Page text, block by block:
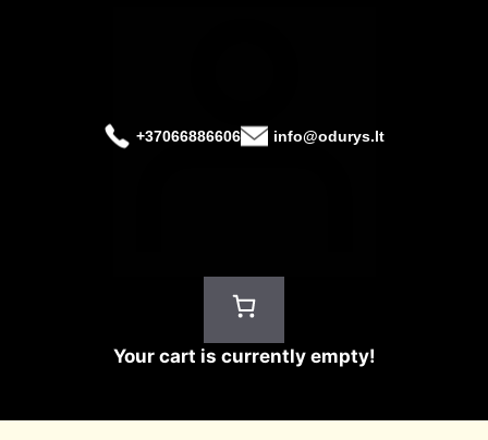
+37066886606 info@odurys.lt
Your cart is currently empty!